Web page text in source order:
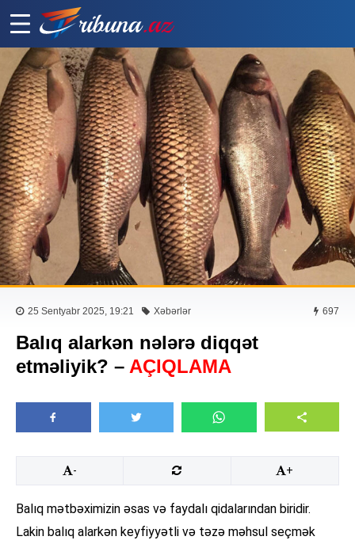
25 Sentyabr 2025, 19:21 Xəbərlər 697
Balıq alarkən nələrə diqqət
etməliyik? – AÇIQLAMA
- +
Balıq mətbəximizin əsas və faydalı qidalarından biridir.
Lakin balıq alarkən keyfiyyətli və təzə məhsul seçmək